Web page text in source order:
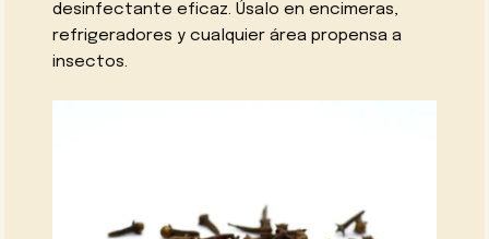
desinfectante eficaz. Úsalo en encimeras,
refrigeradores y cualquier área propensa a
insectos.